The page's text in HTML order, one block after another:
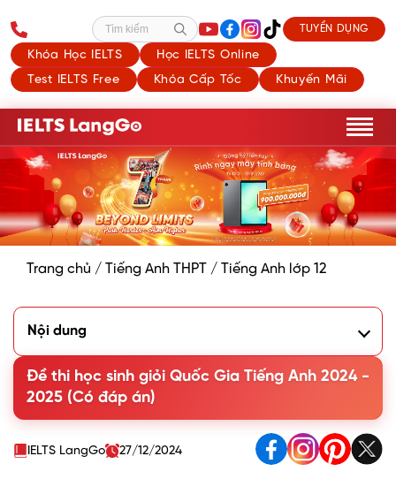
Khóa Học IELTS
Học IELTS Online
Test IELTS Free
Khóa Cấp Tốc Khuyến Mãi
Tìm kiếm TUYỂN DỤNG
Trang chủ / Tiếng Anh THPT / Tiếng Anh lớp 12
Nội dung
(PDF)
2. Đáp án đề thi học sinh giỏi Quốc Gia môn Anh năm 2024
- 2025 (đang cập nhật)
Đề thi học sinh giỏi Quốc Gia Tiếng Anh 2024 -
2025 (Có đáp án)
IELTS LangGo 27/12/2024